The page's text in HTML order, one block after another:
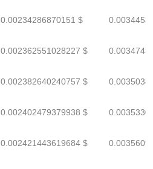
0.00234286870151 $
0.002362551028227 $
0.002382640240757 $
0.002402479379938 $
0.002421443619684 $